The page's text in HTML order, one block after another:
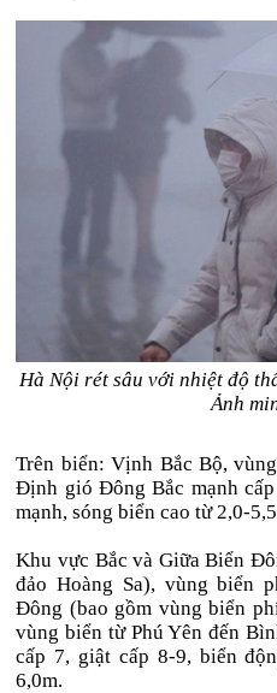
Hà Nội rét sâu với nhiệt độ
Ảnh
Trên biển: Vịnh Bắc Bộ,
Định gió Đông Bắc mạnh
mạnh, sóng biển cao từ 2,0-
Khu vực Bắc và Giữa Biển
đảo Hoàng Sa), vùng biển
Đông (bao gồm vùng biển
vùng biển từ Phú Yên đến
cấp 7, giật cấp 8-9, biển
6,0m.